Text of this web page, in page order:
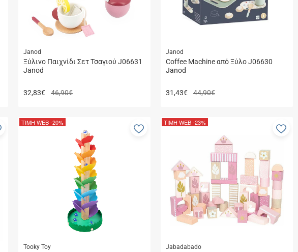
Janod
Ξύλινο Παιχνίδι Σετ Τσαγιού J06631
Janod
32,83€ 46,90€
Janod
Coffee Machine από Ξύλο J06630
Janod
31,43€ 44,90€
Προσθήκη
Tooky Toy
ΤΙΜΗ WEB-20%
Προσθήκη
Jabadabado
ΤΙΜΗ WEB-23%